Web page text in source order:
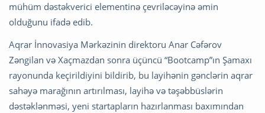
mühüm dəstəkverici elementinə çevriləcəyinə əmin
olduğunu ifadə edib.
Aqrar İnnovasiya Mərkəzinin direktoru Anar Cəfərov
Zəngilan və Xaçmazdan sonra üçüncü “Bootcamp”ın Şamaxı
rayonunda keçirildiyini bildirib, bu layihənin gənclərin aqrar
sahəyə marağının artırılması, layihə və təşəbbüslərin
dəstəklənməsi, yeni startapların hazırlanması baxımından